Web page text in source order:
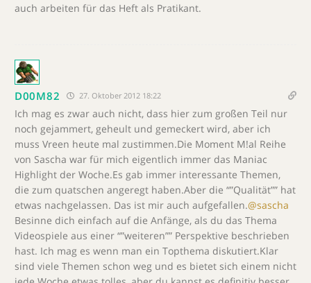
auch arbeiten für das Heft als Pratikant.
D00M82 27. Oktober 2012 18:22
Ich mag es zwar auch nicht, dass hier zum großen Teil nur
noch gejammert, geheult und gemeckert wird, aber ich
muss Vreen heute mal zustimmen.Die Moment M!al Reihe
von Sascha war für mich eigentlich immer das Maniac
Highlight der Woche.Es gab immer interessante Themen,
die zum quatschen angeregt haben.Aber die “”Qualität”” hat
etwas nachgelassen. Das ist mir auch aufgefallen.@sascha
Besinne dich einfach auf die Anfänge, als du das Thema
Videospiele aus einer “”weiteren”” Perspektive beschrieben
hast. Ich mag es wenn man ein Topthema diskutiert.Klar
sind viele Themen schon weg und es bietet sich einem nicht